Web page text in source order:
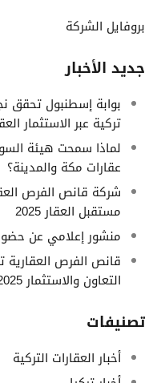
بروفايل الشركة
جديد الأخبار
تركية عبر الاستثمار
لماذا سمحت هيئة
عقارات مكة والمدينة؟
شركة قانص الفرص
مستقبل العقار 2025
منشور إعلامي عن
قانص الفرص العقارية
التعاون والاستثمار 2025
تصنيفات
أخبار العقارات التركية